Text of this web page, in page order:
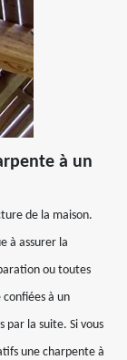
à un
de la maison.
à assurer la
ou toutes
à un
par la suite. Si vous
une charpente à